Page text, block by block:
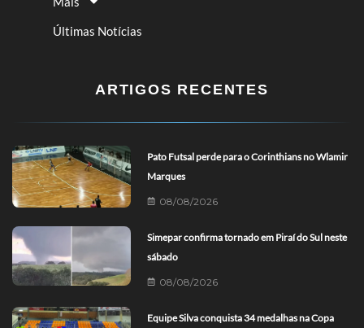
Últimas Notícias
ARTIGOS RECENTES
Pato Futsal perde para o Corinthians no Wlamir
Marques
08/08/2026
Simepar confirma tornado em Piraí do Sul neste
sábado
08/08/2026
Equipe Silva conquista 34 medalhas na Copa